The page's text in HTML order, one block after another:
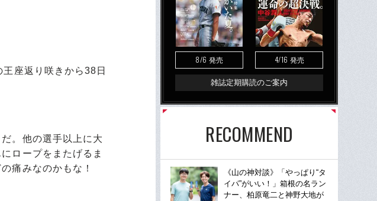
座返り咲きから38日
。他の選手以上に大
ロープをまたげるま
痛みなのかもな！
8/6 発売 4/16 発売
雑誌定期購読のご案内
RECOMMEND
《山の神対談》「やっぱり“タ
イパ”がいい！」箱根の名ラン
ナー、柏原竜二と神野大地が